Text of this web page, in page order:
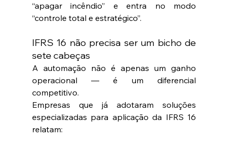
“apagar incêndio” e entra no modo
“controle total e estratégico”.
IFRS 16 não precisa ser um bicho de
sete cabeças
A automação não é apenas um ganho
operacional — é um diferencial
competitivo.
Empresas que já adotaram soluções
especializadas para aplicação da IFRS 16
relatam: